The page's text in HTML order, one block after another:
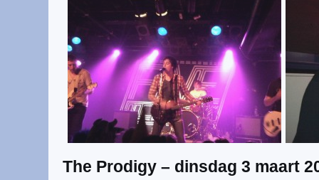
The Prodigy – dinsdag 3 maart